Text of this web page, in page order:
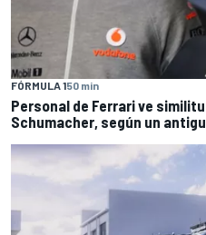
FÓRMULA 150 min
Personal de Ferrari ve
Schumacher, según un